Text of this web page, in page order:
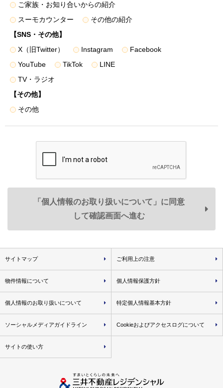
• 不動産取引の付帯業務における金融機関・保証会社、司
法書士・土地家屋調査士、不動産管理会社、インテリア業者
• 不動産引渡し後のレジデンシャル・カスタマーサービス
電子メール、電子媒体などを用いて行い、安全管理に十分に
配慮して受け渡しを行うものとし、電子データを提供する場
合は、暗号化する等必要な措置を講じて受け渡しを行いま
す。
止等・苦情受付窓口」に記載の「三井不動産レジデンシャル
株式会社 総務部」へお申し出ください。停止によりサービ
スの一部または全部が受けられなくなる場合がありますので
予めご承知おきください。
１．共同利用する個人データの項目
氏名、住所、生年月日、電話番号、メールアドレス、
取引履歴に関する情報等
• 弊社が取り扱う不動産に関し、資料請求・物件エン
トリーおよび物件来場の際に登録いただいた事項
件名・価格・対応履歴等を含みます）
• 弊社が分譲した物件に関する各種図面情報（設計施
２．共同利用する者の範囲
ご家族・お知り合いからの紹介
スーモカウンター
その他の紹介
【SNS・その他】
X（旧Twitter）
Instagram
Facebook
YouTube
TikTok
LINE
TV・ラジオ
【その他】
その他
「個人情報のお取り扱いについて」に同意
して確認画面へ進む
サイトマップ ご利用上の注意
物件情報について 個人情報保護方針
個人情報のお取り扱いについて 特定個人情報基本方針
ソーシャルメディアガイドライン Cookieおよびアクセスログについて
サイトの使い方